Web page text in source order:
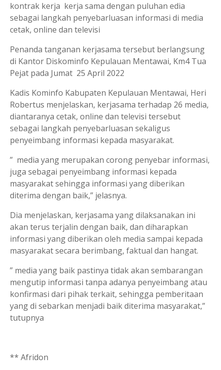
kontrak kerja kerja sama dengan puluhan edia
sebagai langkah penyebarluasan informasi di media
cetak, online dan televisi
Penanda tanganan kerjasama tersebut berlangsung
di Kantor Diskominfo Kepulauan Mentawai, Km4 Tua
Pejat pada Jumat 25 April 2022
Kadis Kominfo Kabupaten Kepulauan Mentawai, Heri
Robertus menjelaskan, kerjasama terhadap 26 media,
diantaranya cetak, online dan televisi tersebut
sebagai langkah penyebarluasan sekaligus
penyeimbang informasi kepada masyarakat.
” media yang merupakan corong penyebar informasi,
juga sebagai penyeimbang informasi kepada
masyarakat sehingga informasi yang diberikan
diterima dengan baik,” jelasnya.
Dia menjelaskan, kerjasama yang dilaksanakan ini
akan terus terjalin dengan baik, dan diharapkan
informasi yang diberikan oleh media sampai kepada
masyarakat secara berimbang, faktual dan hangat.
” media yang baik pastinya tidak akan sembarangan
mengutip informasi tanpa adanya penyeimbang atau
konfirmasi dari pihak terkait, sehingga pemberitaan
yang di sebarkan menjadi baik diterima masyarakat,”
tutupnya
** Afridon